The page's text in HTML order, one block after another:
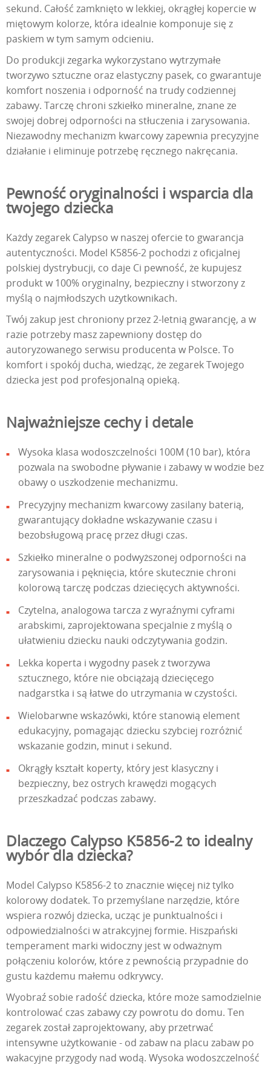
sekund. Całość zamknięto w lekkiej, okrągłej kopercie w
miętowym kolorze, która idealnie komponuje się z
paskiem w tym samym odcieniu.
Do produkcji zegarka wykorzystano wytrzymałe
tworzywo sztuczne oraz elastyczny pasek, co gwarantuje
komfort noszenia i odporność na trudy codziennej
zabawy. Tarczę chroni szkiełko mineralne, znane ze
swojej dobrej odporności na stłuczenia i zarysowania.
Niezawodny mechanizm kwarcowy zapewnia precyzyjne
działanie i eliminuje potrzebę ręcznego nakręcania.
Pewność oryginalności i wsparcia dla
twojego dziecka
Każdy zegarek Calypso w naszej ofercie to gwarancja
autentyczności. Model K5856-2 pochodzi z oficjalnej
polskiej dystrybucji, co daje Ci pewność, że kupujesz
produkt w 100% oryginalny, bezpieczny i stworzony z
myślą o najmłodszych użytkownikach.
Twój zakup jest chroniony przez 2-letnią gwarancję, a w
razie potrzeby masz zapewniony dostęp do
autoryzowanego serwisu producenta w Polsce. To
komfort i spokój ducha, wiedząc, że zegarek Twojego
dziecka jest pod profesjonalną opieką.
Najważniejsze cechy i detale
Wysoka klasa wodoszczelności 100M (10 bar), która
pozwala na swobodne pływanie i zabawy w wodzie bez
obawy o uszkodzenie mechanizmu.
Precyzyjny mechanizm kwarcowy zasilany baterią,
gwarantujący dokładne wskazywanie czasu i
bezobsługową pracę przez długi czas.
Szkiełko mineralne o podwyższonej odporności na
zarysowania i pęknięcia, które skutecznie chroni
kolorową tarczę podczas dziecięcych aktywności.
Czytelna, analogowa tarcza z wyraźnymi cyframi
arabskimi, zaprojektowana specjalnie z myślą o
ułatwieniu dziecku nauki odczytywania godzin.
Lekka koperta i wygodny pasek z tworzywa
sztucznego, które nie obciążają dziecięcego
nadgarstka i są łatwe do utrzymania w czystości.
Wielobarwne wskazówki, które stanowią element
edukacyjny, pomagając dziecku szybciej rozróżnić
wskazanie godzin, minut i sekund.
Okrągły kształt koperty, który jest klasyczny i
bezpieczny, bez ostrych krawędzi mogących
przeszkadzać podczas zabawy.
Dlaczego Calypso K5856-2 to idealny
wybór dla dziecka?
Model Calypso K5856-2 to znacznie więcej niż tylko
kolorowy dodatek. To przemyślane narzędzie, które
wspiera rozwój dziecka, ucząc je punktualności i
odpowiedzialności w atrakcyjnej formie. Hiszpański
temperament marki widoczny jest w odważnym
połączeniu kolorów, które z pewnością przypadnie do
gustu każdemu małemu odkrywcy.
Wyobraź sobie radość dziecka, które może samodzielnie
kontrolować czas zabawy czy powrotu do domu. Ten
zegarek został zaprojektowany, aby przetrwać
intensywne użytkowanie - od zabaw na placu zabaw po
wakacyjne przygody nad wodą. Wysoka wodoszczelność